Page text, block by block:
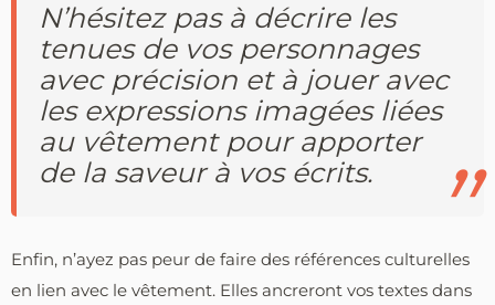
N’hésitez pas à décrire les
tenues de vos personnages
avec précision et à jouer avec
les expressions imagées liées
au vêtement pour apporter
de la saveur à vos écrits.
Enfin, n’ayez pas peur de faire des références culturelles
en lien avec le vêtement. Elles ancreront vos textes dans